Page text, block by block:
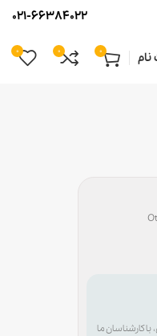
021-66384022
0
0
0
کارشناسان ما